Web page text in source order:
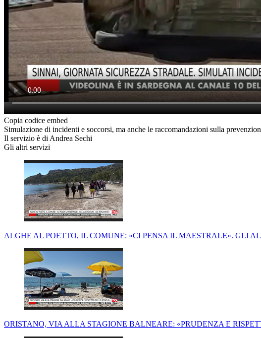
Copia codice embed
Simulazione di incidenti e soccorsi, ma anche le raccomandazioni sulla
Il servizio è di Andrea Sechi
Gli altri servizi
ALGHE AL POETTO, IL COMUNE: «CI PENSA IL MAESTRALE». GLI
ORISTANO, VIA ALLA STAGIONE BALNEARE: «PRUDENZA E